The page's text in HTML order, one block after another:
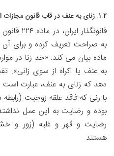
۱.۲. زنای به عنف در قاب قانون مجازات اسلامی
قانونگذار
به صراحت تعریف کرده و برای
ماده بیان می کند: «حد زنا در
به عنف یا اکراه از سوی زانی».
دهد که زنای به عنف، عبارت است
با زنی که فاقد علقه زوجیت
بوده و رضایت به این عمل
رضایت و قهر و غلبه (زور و
هستند.